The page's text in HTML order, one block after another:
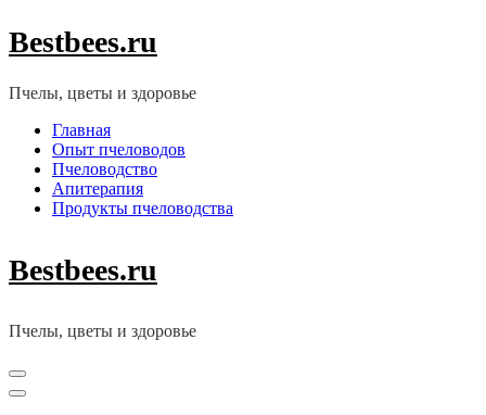
Перейти
к
(нажмите
Bestbees.ru
Пчелы, цветы и здоровье
Главная
Опыт пчеловодов
Пчеловодство
Апитерапия
Продукты пчеловодства
Bestbees.ru
Пчелы, цветы и здоровье